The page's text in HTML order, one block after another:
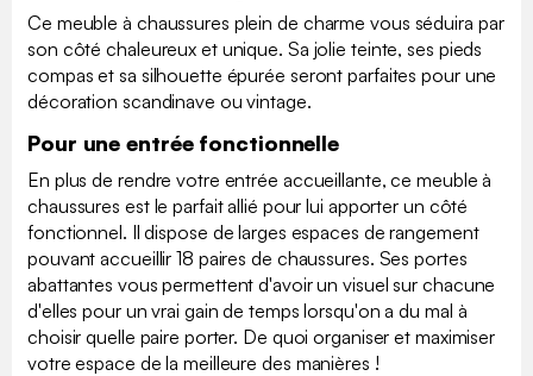
Ce meuble à chaussures plein de charme vous séduira par
son côté chaleureux et unique. Sa jolie teinte, ses pieds
compas et sa silhouette épurée seront parfaites pour une
décoration scandinave ou vintage.
Pour une entrée fonctionnelle
En plus de rendre votre entrée accueillante, ce meuble à
chaussures est le parfait allié pour lui apporter un côté
fonctionnel. Il dispose de larges espaces de rangement
pouvant accueillir 18 paires de chaussures. Ses portes
abattantes vous permettent d'avoir un visuel sur chacune
d'elles pour un vrai gain de temps lorsqu'on a du mal à
choisir quelle paire porter. De quoi organiser et maximiser
votre espace de la meilleure des manières !